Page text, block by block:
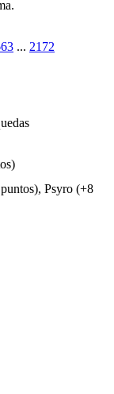
... 2172
, Psyro (+8